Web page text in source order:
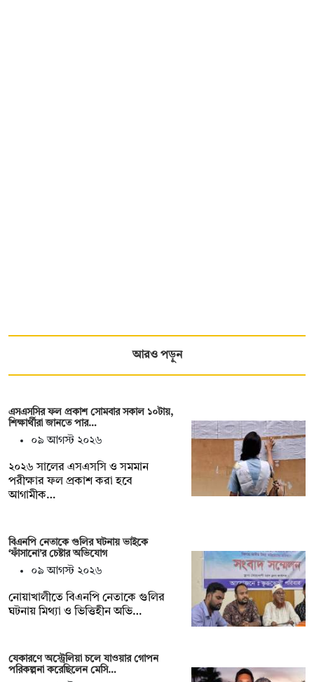
আরও পড়ুন
এসএসসির ফল প্রকাশ সোমবার সকাল ১০টায়,
শিক্ষার্থীরা জানতে পার…
০৯ আগস্ট ২০২৬
২০২৬ সালের এসএসসি ও সমমান
পরীক্ষার ফল প্রকাশ করা হবে
আগামীক…
বিএনপি নেতাকে গুলির ঘটনায় ভাইকে
‘ফাঁসানো’র চেষ্টার অভিযোগ
০৯ আগস্ট ২০২৬
নোয়াখালীতে বিএনপি নেতাকে গুলির
ঘটনায় মিথ্যা ও ভিত্তিহীন অভি…
যেকারণে অস্ট্রেলিয়া চলে যাওয়ার গোপন
পরিকল্পনা করেছিলেন মেসি…